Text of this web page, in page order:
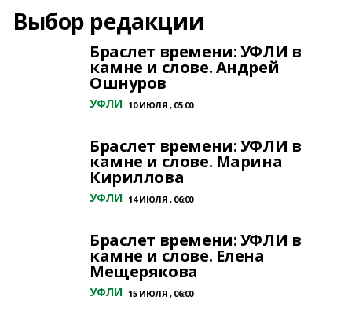
Выбор редакции
Браслет времени: УФЛИ в
камне и слове. Андрей
Ошнуров
УФЛИ 10 ИЮЛЯ , 05:00
Браслет времени: УФЛИ в
камне и слове. Марина
Кириллова
УФЛИ 14 ИЮЛЯ , 06:00
Браслет времени: УФЛИ в
камне и слове. Елена
Мещерякова
УФЛИ 15 ИЮЛЯ , 06:00